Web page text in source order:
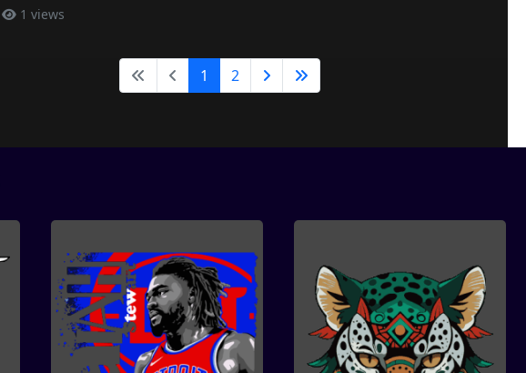
1 views
1 2